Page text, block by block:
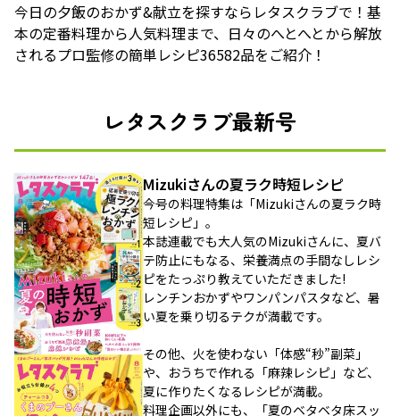
今日の夕飯のおかず&献立を探すならレタスクラブで！基
本の定番料理から人気料理まで、日々のへとへとから解放
されるプロ監修の簡単レシピ36582品をご紹介！
レタスクラブ最新号
Mizukiさんの夏ラク時短レシピ
今号の料理特集は「Mizukiさんの夏ラク時
短レシピ」。
本誌連載でも大人気のMizukiさんに、夏バ
テ防止にもなる、栄養満点の手間なしレシ
ピをたっぷり教えていただきました!
レンチンおかずやワンパンパスタなど、暑
い夏を乗り切るテクが満載です。
その他、火を使わない「体感“秒”副菜」
や、おうちで作れる「麻辣レシピ」など、
夏に作りたくなるレシピが満載。
料理企画以外にも、「夏のベタベタ床スッ